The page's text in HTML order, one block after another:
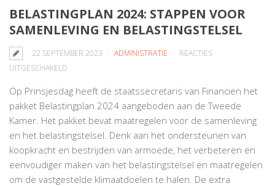
BELASTINGPLAN 2024: STAPPEN VOOR
SAMENLEVING EN BELASTINGSTELSEL
22 SEPTEMBER 2023 ADMINISTRATIE
REACTIES
UITGESCHAKELD
2024:
STAPPEN
VOOR
SAMENLEVING
EN
BELASTINGSTELSEL
Op Prinsjesdag heeft de staatssecretaris van Financiën het
pakket Belastingplan 2024 aangeboden aan de Tweede
Kamer. Het pakket bevat maatregelen voor de samenleving
en het belastingstelsel. Denk aan het ondersteunen van
koopkracht en bestrijden van armoede, het verbeteren en
eenvoudiger maken van het belastingstelsel en maatregelen
om de vastgestelde klimaatdoelen te halen. De extra